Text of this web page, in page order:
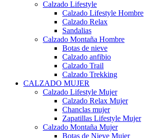
Calzado Lifestyle
Calzado Lifestyle Hombre
Calzado Relax
Sandalias
Calzado Montaña Hombre
Botas de nieve
Calzado anfibio
Calzado Trail
Calzado Trekking
CALZADO MUJER
Calzado Lifestyle Mujer
Calzado Relax Mujer
Chanclas mujer
Zapatillas Lifestyle Mujer
Calzado Montaña Mujer
Botas de Nieve Mujer